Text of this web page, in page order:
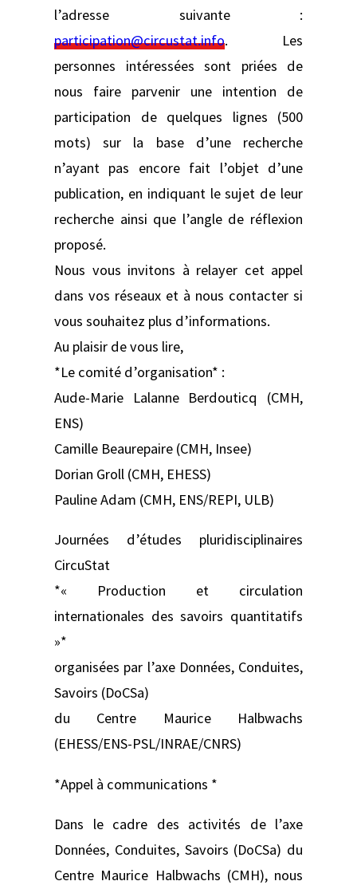
l’adresse suivante :
participation@circustat.info. Les
personnes intéressées sont priées de
nous faire parvenir une intention de
participation de quelques lignes (500
mots) sur la base d’une recherche
n’ayant pas encore fait l’objet d’une
publication, en indiquant le sujet de leur
recherche ainsi que l’angle de réflexion
proposé.
Nous vous invitons à relayer cet appel
dans vos réseaux et à nous contacter si
vous souhaitez plus d’informations.
Au plaisir de vous lire,
*Le comité d’organisation* :
Aude-Marie Lalanne Berdouticq (CMH,
ENS)
Camille Beaurepaire (CMH, Insee)
Dorian Groll (CMH, EHESS)
Pauline Adam (CMH, ENS/REPI, ULB)
Journées d’études pluridisciplinaires
CircuStat
*« Production et circulation
internationales des savoirs quantitatifs
»*
organisées par l’axe Données, Conduites,
Savoirs (DoCSa)
du Centre Maurice Halbwachs
(EHESS/ENS-PSL/INRAE/CNRS)
*Appel à communications *
Dans le cadre des activités de l’axe
Données, Conduites, Savoirs (DoCSa) du
Centre Maurice Halbwachs (CMH), nous